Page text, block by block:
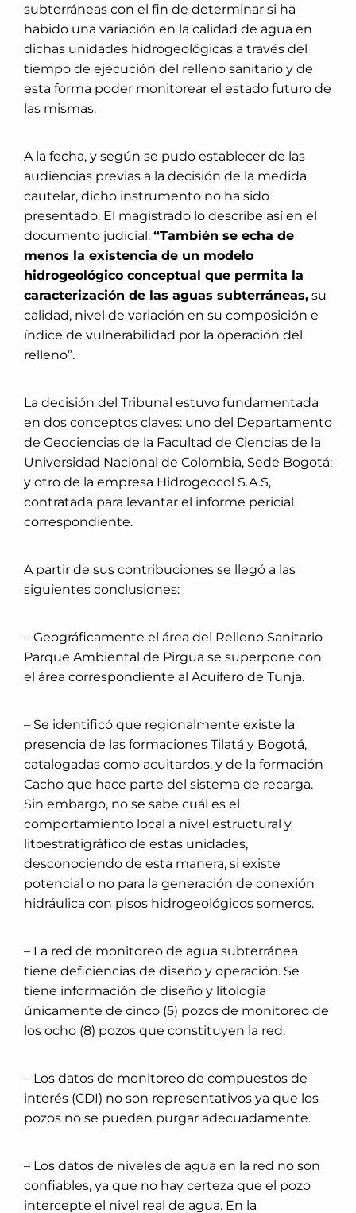
subterráneas con el fin de determinar si ha
habido una variación en la calidad de agua en
dichas unidades hidrogeológicas a través del
tiempo de ejecución del relleno sanitario y de
esta forma poder monitorear el estado futuro de
las mismas.
A la fecha, y según se pudo establecer de las
audiencias previas a la decisión de la medida
cautelar, dicho instrumento no ha sido
presentado. El magistrado lo describe así en el
documento judicial: “También se echa de
menos la existencia de un modelo
hidrogeológico conceptual que permita la
caracterización de las aguas subterráneas, su
calidad, nivel de variación en su composición e
índice de vulnerabilidad por la operación del
relleno”.
La decisión del Tribunal estuvo fundamentada
en dos conceptos claves: uno del Departamento
de Geociencias de la Facultad de Ciencias de la
Universidad Nacional de Colombia, Sede Bogotá;
y otro de la empresa Hidrogeocol S.A.S,
contratada para levantar el informe pericial
correspondiente.
A partir de sus contribuciones se llegó a las
siguientes conclusiones:
– Geográficamente el área del Relleno Sanitario
Parque Ambiental de Pirgua se superpone con
el área correspondiente al Acuífero de Tunja.
– Se identificó que regionalmente existe la
presencia de las formaciones Tilatá y Bogotá,
catalogadas como acuitardos, y de la formación
Cacho que hace parte del sistema de recarga.
Sin embargo, no se sabe cuál es el
comportamiento local a nivel estructural y
litoestratigráfico de estas unidades,
desconociendo de esta manera, si existe
potencial o no para la generación de conexión
hidráulica con pisos hidrogeológicos someros.
– La red de monitoreo de agua subterránea
tiene deficiencias de diseño y operación. Se
tiene información de diseño y litología
únicamente de cinco (5) pozos de monitoreo de
los ocho (8) pozos que constituyen la red.
– Los datos de monitoreo de compuestos de
interés (CDI) no son representativos ya que los
pozos no se pueden purgar adecuadamente.
– Los datos de niveles de agua en la red no son
confiables, ya que no hay certeza que el pozo
intercepte el nivel real de agua. En la